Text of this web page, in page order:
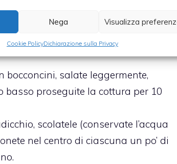
Nega Visualizza
Cookie PolicyDichiarazione sulla Privacy
a calore basso per 10 minuti
il prezzemolo e subito dopo
lasciandolo evaporare quasi del
salate leggermente,
basso proseguite la cottura per 10
scolatele (conservate l’acqua
nel centro di ciascuna un po’ di